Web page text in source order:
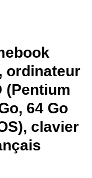
ordinateur
(Pentium
64 Go
clavier